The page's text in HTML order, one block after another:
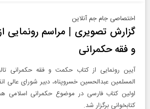
اختصاصی جام جم آنلاین
گزارش تصویری | مراسم رونمایی
و فقه حکمرانی
آیین رونمایی از کتاب حکمت و فقه حکمرانی
المسلمین عبدالحسین خسروپناه، دبیر شورای عالی
اولین کتاب فارسی در موضوع حکمرانی اسلامی
کتابخوانی برگزار شد.